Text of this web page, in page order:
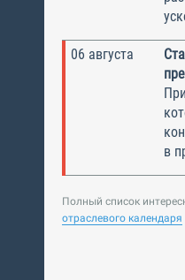
06 августа
в
Полный список
отраслевого календаря